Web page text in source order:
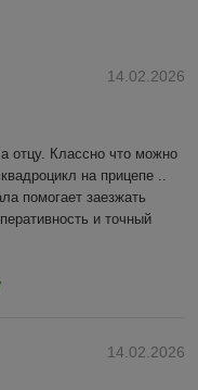
14.02.2026
отцу. Классно что можно
на прицепе ..
помогает заезжать
и точный
14.02.2026